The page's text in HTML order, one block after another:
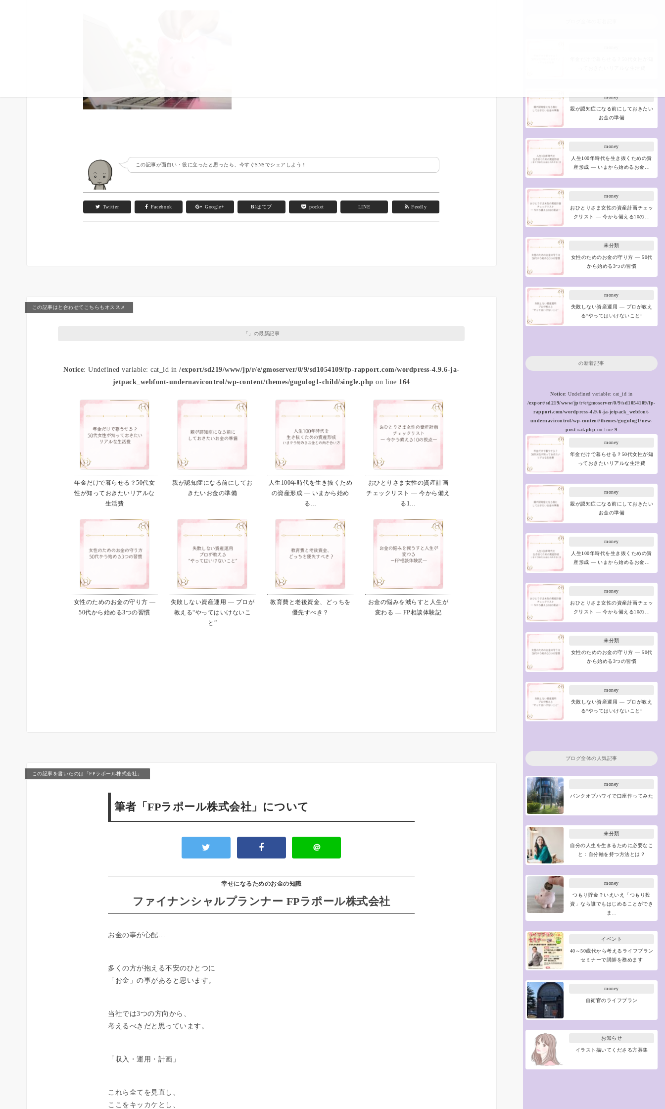
この記事が面白い・役に立ったと思ったら、今すぐSNSでシェアしよう！
Twitter Facebook Google+ B!はてブ pocket LINE Feedly
この記事はと合わせてこちらもオススメ
「」の最新記事
Notice: Undefined variable: cat_id in/export/sd219/www/jp/r/e/gmoserver/0/9/sd1054109/fp-rapport.com/wordpress-4.9.6-ja-
jetpack_webfont-undernavicontrol/wp-content/themes/gugulog1-child/single.php on line 164
年金だけで暮らせる？50代女
性が知っておきたいリアルな
生活費
親が認知症になる前にしてお
きたいお金の準備
人生100年時代を生き抜くため
の資産形成 ― いまから始め
る…
おひとりさま女性の資産計画
チェックリスト ― 今から備え
る1…
女性のためのお金の守り方 ―
50代から始める3つの習慣
失敗しない資産運用 ― プロが
教える“やってはいけないこ
と”
教育費と老後資金、どっちを
優先すべき？
お金の悩みを減らすと人生が
変わる ― FP相談体験記
この記事を書いたのは「FPラポール株式会社」
筆者「FPラポール株式会社」について
＠
幸せになるためのお金の知識
ファイナンシャルプランナー FPラポール株式会社
お金の事が心配…
多くの方が抱える不安のひとつに
「お金」の事があると思います。
当社では3つの方向から、
考えるべきだと思っています。
「収入・運用・計画」
これら全てを見直し、
ここをキッカケとし、
money
親が認知症になる前にしておきたい
お金の準備
money
人生100年時代を生き抜くための資
産形成 ― いまから始めるお金…
money
おひとりさま女性の資産計画チェッ
クリスト ― 今から備える10の…
未分類
女性のためのお金の守り方 ― 50代
から始める3つの習慣
money
失敗しない資産運用 ― プロが教え
る“やってはいけないこと”
の新着記事
Notice: Undefined variable: cat_id in
/export/sd219/www/jp/r/e/gmoserver/0/9/sd1054109/fp-
rapport.com/wordpress-4.9.6-ja-jetpack_webfont-
undernavicontrol/wp-content/themes/gugulog1/new-
post-cat.php on line 9
money
年金だけで暮らせる？50代女性が知
っておきたいリアルな生活費
money
親が認知症になる前にしておきたい
お金の準備
money
人生100年時代を生き抜くための資
産形成 ― いまから始めるお金…
money
おひとりさま女性の資産計画チェッ
クリスト ― 今から備える10の…
未分類
女性のためのお金の守り方 ― 50代
から始める3つの習慣
money
失敗しない資産運用 ― プロが教え
る“やってはいけないこと”
ブログ全体の人気記事
money
バンクオブハワイで口座作ってみた
未分類
自分の人生を生きるために必要なこ
と：自分軸を持つ方法とは？
money
つもり貯金？いえいえ「つもり投
資」なら誰でもはじめることができ
ま…
イベント
40～50歳代から考えるライフプラン
セミナーで講師を務めます
money
自衛官のライフプラン
お知らせ
イラスト描いてくださる方募集